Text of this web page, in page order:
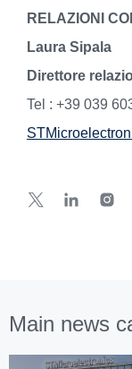
RELAZIONI
Laura Sipala
Direttore
Tel : +39 039
Main news